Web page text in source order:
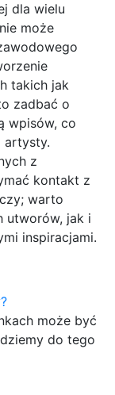
dla wielu
może
takich jak
zadbać o
wpisów, co
artysty.
z
kontakt z
warto
utworów, jak i
inspiracjami.
może być
do tego